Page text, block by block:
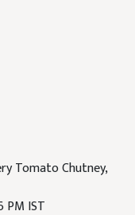
Tomato Chutney,
PM IST